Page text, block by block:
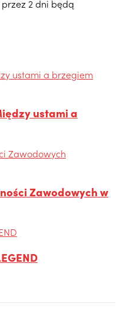
2 dni będą
ustami a
Zawodowych w